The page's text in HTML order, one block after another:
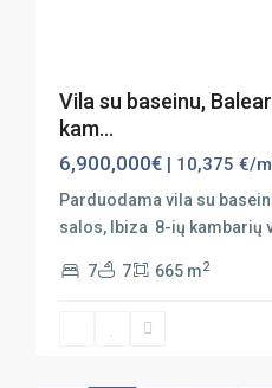
Vila su baseinu,
kam...
6,900,000€ | 10,375 €/
Parduodama vila su
salos, Ibiza 8-ių kambarių
7 7 665 m2